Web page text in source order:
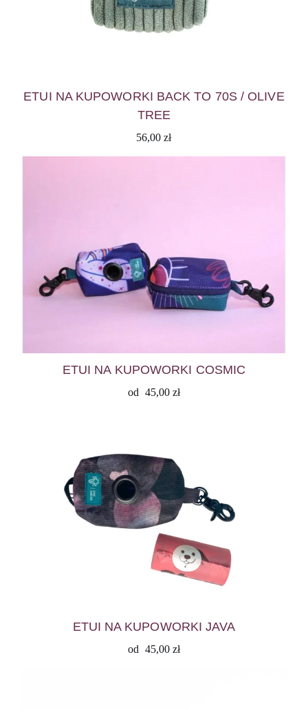
ETUI NA KUPOWORKI BACK TO 70S / OLIVE
TREE
56,00zł
ETUI NA KUPOWORKI COSMIC
od 45,00 zł
ETUI NA KUPOWORKI JAVA
od 45,00 zł